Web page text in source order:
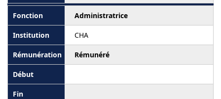
Administratrice
CHA
Rémunéré